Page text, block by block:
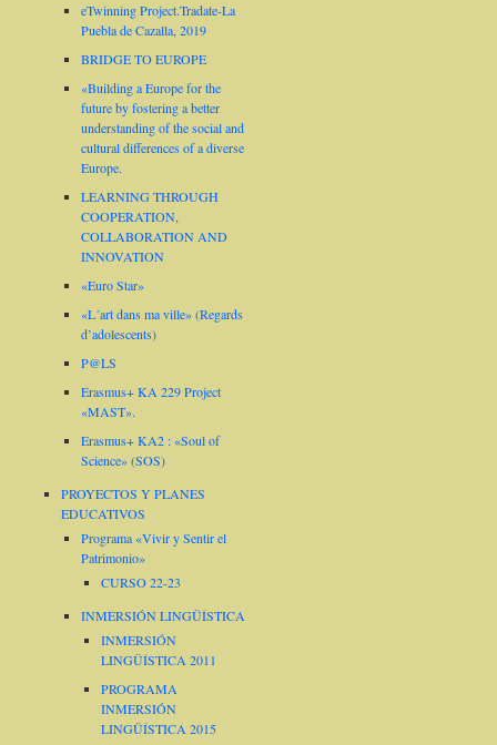
eTwinning Project.Tradate-La
Puebla de Cazalla, 2019
BRIDGE TO EUROPE
«Building a Europe for the
future by fostering a better
understanding of the social and
cultural differences of a diverse
Europe.
LEARNING THROUGH
COOPERATION,
COLLABORATION AND
INNOVATION
«Euro Star»
«L´art dans ma ville» (Regards
d’adolescents)
P@LS
Erasmus+ KA 229 Project
«MAST».
Erasmus+ KA2 : «Soul of
Science» (SOS)
PROYECTOS Y PLANES
EDUCATIVOS
Programa «Vivir y Sentir el
Patrimonio»
CURSO 22-23
INMERSIÓN LINGÜÍSTICA
INMERSIÓN
LINGÜÍSTICA 2011
PROGRAMA
INMERSIÓN
LINGÜÍSTICA 2015